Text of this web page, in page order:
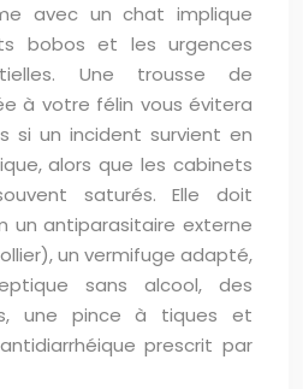
avec un chat implique
bobos et les urgences
Une trousse de
à votre félin vous évitera
si un incident survient en
alors que les cabinets
saturés. Elle doit
un antiparasitaire externe
un vermifuge adapté,
sans alcool, des
une pince à tiques et
prescrit par